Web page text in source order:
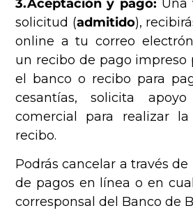
3.Aceptación y pago: Una
solicitud (admitido),
online a tu correo
un recibo de pago impreso
el banco o recibo para
cesantías, solicita
comercial para realizar
recibo.
Podrás cancelar a través
de pagos en línea o en
corresponsal del Banco de